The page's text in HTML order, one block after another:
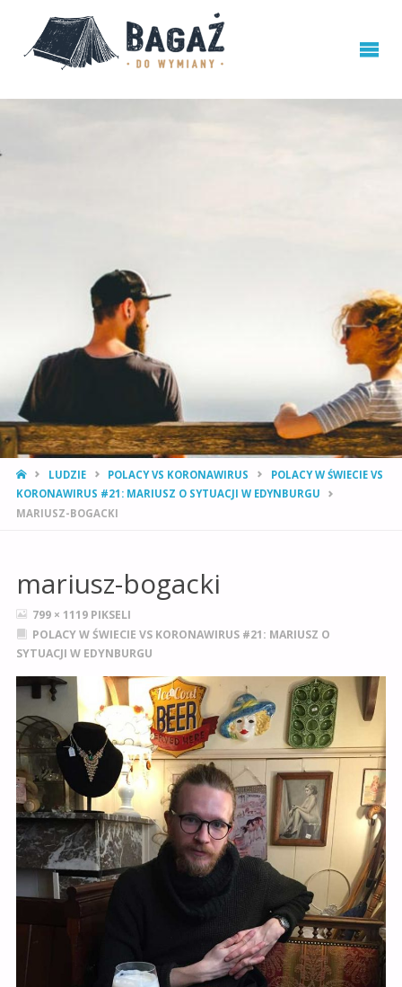
STRONA
GŁÓWNA
LUDZIE POLACY VS KORONAWIRUS
POLACY W ŚWIECIE VS
KORONAWIRUS #21: MARIUSZ O SYTUACJI W EDYNBURGU
MARIUSZ-BOGACKI
mariusz-bogacki
PEŁNY
ROZMIAR
799 × 1119 PIKSELI
POLACY W ŚWIECIE VS KORONAWIRUS #21: MARIUSZ O
SYTUACJI W EDYNBURGU